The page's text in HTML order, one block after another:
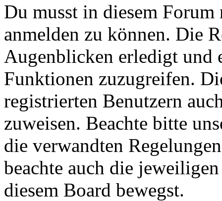
Du musst in diesem
anmelden zu können. Die
Augenblicken erledigt und
Funktionen zuzugreifen.
registrierten Benutzern
zuweisen. Beachte bitte
die verwandten
beachte auch die
diesem Board bewegst.